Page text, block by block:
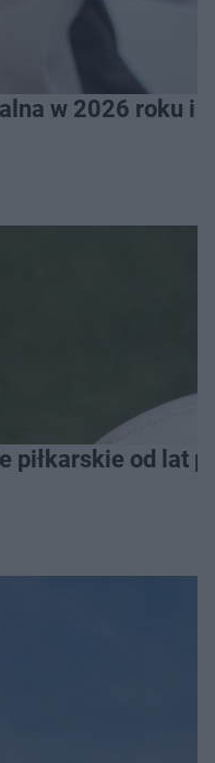
w 2026 roku i
piłkarskie od lat